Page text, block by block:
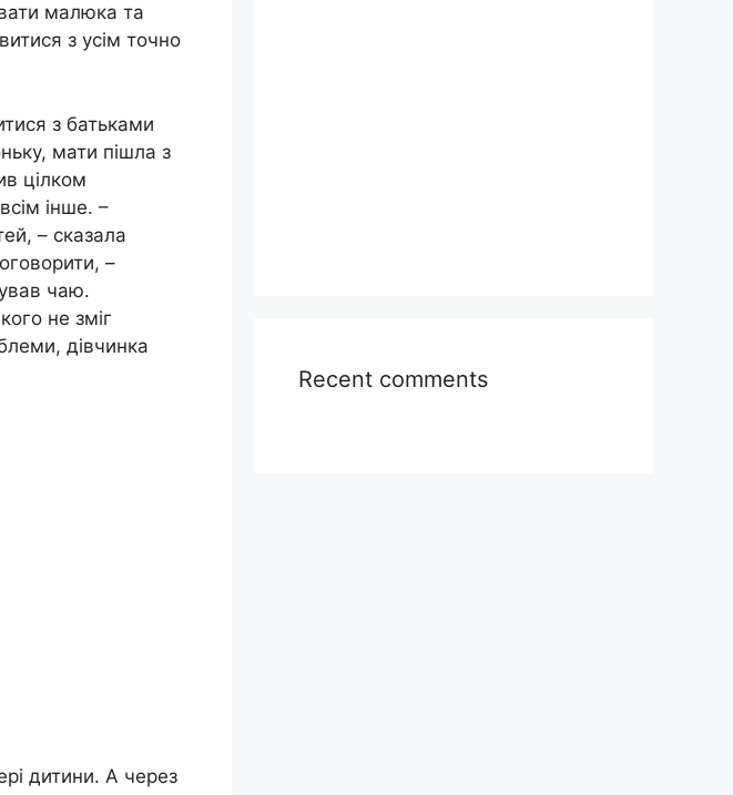
малюка та
з усім точно
з батьками
мати пішла з
цілком
інше. –
– сказала
–
чаю.
не зміг
дівчинка
дитини. А через
Recent comments